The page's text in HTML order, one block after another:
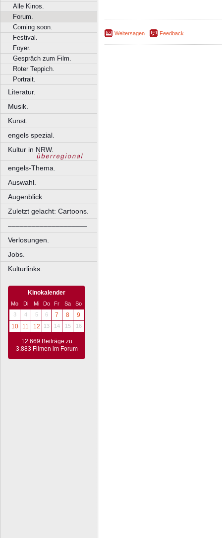
Alle Kinos.
Forum.
Coming soon.
Festival.
Foyer.
Gespräch zum Film.
Roter Teppich.
Portrait.
Literatur.
Musik.
Kunst.
engels spezial.
Kultur in NRW.
engels-Thema.
Auswahl.
Augenblick
Zuletzt gelacht: Cartoons.
––––––––––––––––––––
Verlosungen.
Jobs.
Kulturlinks.
Kinokalender
Mo Di Mi Do Fr Sa
So
3
4 5 6 7 8
9
10
11 12 13 14 15 16
12.669 Beiträge zu
3.883 Filmen im Forum
Weitersagen Feedback